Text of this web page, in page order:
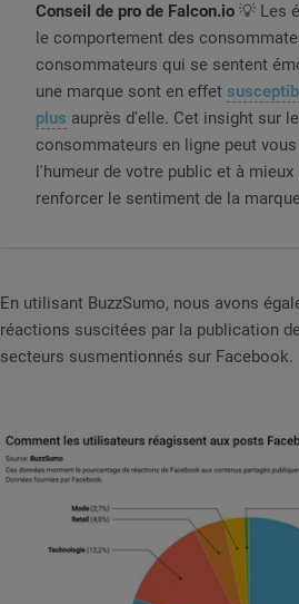
Conseil de pro de Falcon.io 💡 Les
le comportement des
consommateurs qui se sentent
une marque sont en effet
plus auprès d'elle. Cet insight sur
consommateurs en ligne peut
l'humeur de votre public et à
renforcer le sentiment de la
En utilisant BuzzSumo, nous avons
réactions suscitées par la publication
secteurs susmentionnés sur Facebook.